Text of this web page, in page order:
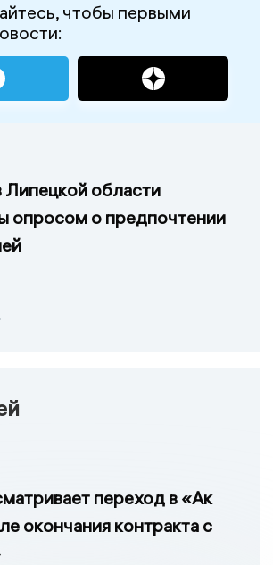
чтобы первыми
Липецкой области
опросом о предпочтении
переход в «Ак
окончания контракта с